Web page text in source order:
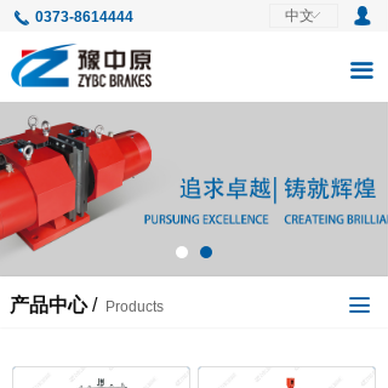
ꀅ
中文
끅 0373-8614444 넙
끀
首页
关于中原
产品中心
行业与应用
服务中心
新闻中心
产品中心/ Products 끀